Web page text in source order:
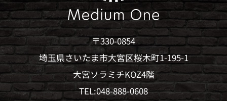
〒330-0854
埼玉県さいたま市大宮区桜木町1-195-1
大宮ソラミチKOZ4階
TEL:048-888-0608